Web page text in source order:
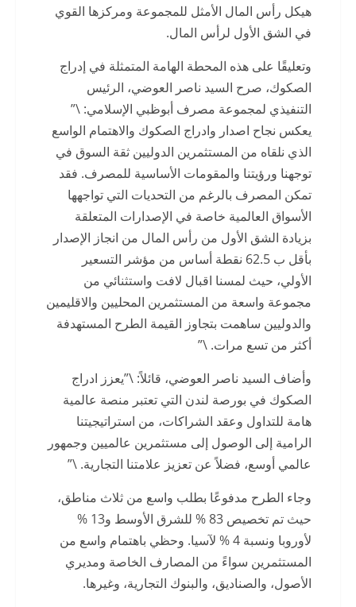
هيكل رأس المال الأمثل للمجموعة ومركزها القوي
في الشق الأول لرأس المال.
وتعليقًا على هذه المحطة الهامة المتمثلة في إدراج
الصكوك، صرح السيد ناصر العوضي، الرئيس
التنفيذي لمجموعة مصرف أبوظبي الإسلامي: \”
يعكس نجاح اصدار وادراج الصكوك والاهتمام الواسع
الذي نلقاه من المستثمرين الدوليين ثقة السوق في
توجهنا ورؤيتنا والمقومات الأساسية للمصرف. فقد
تمكن المصرف بالرغم من التحديات التي تواجهها
الأسواق العالمية خاصة في الإصدارات المتعلقة
بزيادة الشق الأول من رأس المال من انجاز الإصدار
بأقل ب 62.5 نقطة أساس من مؤشر التسعير
الأولي، حيث لمسنا اقبال لافت واستثنائي من
مجموعة واسعة من المستثمرين المحليين والاقليمين
والدوليين ساهمت بتجاوز القيمة الطرح المستهدفة
أكثر من تسع مرات. \”
وأضاف السيد ناصر العوضي، قائلاً: \”يعزز ادراج
الصكوك في بورصة لندن التي تعتبر منصة عالمية
هامة للتداول وعقد الشراكات، من استراتيجيتنا
الرامية إلى الوصول إلى مستثمرين عالميين وجمهور
عالمي أوسع، فضلاً عن تعزيز علامتنا التجارية. \”
وجاء الطرح مدفوعًا بطلب واسع من ثلاث مناطق،
حيث تم تخصيص 83 % للشرق الأوسط و13 %
لأوروبا ونسبة 4 % لآسيا. وحظي باهتمام واسع من
المستثمرين سواءً من المصارف الخاصة ومديري
الأصول، والصناديق، والبنوك التجارية، وغيرها.